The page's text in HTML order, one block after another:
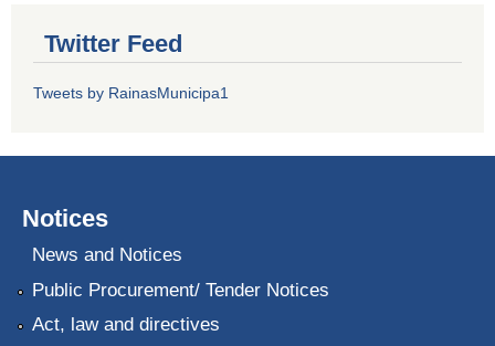
Twitter Feed
Tweets by RainasMunicipa1
Notices
News and Notices
Public Procurement/ Tender Notices
Act, law and directives